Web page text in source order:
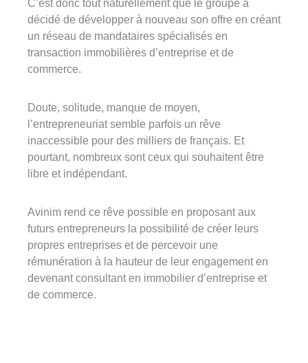
Avinim Construction
03 29 29 09 97
Lundi au vendredi ( 8h00 – 17h00 )
C’est donc tout naturellement que le groupe a
décidé de développer à nouveau son offre en créant
un réseau de mandataires spécialisés en
transaction immobilières d’entreprise et de
commerce.
Doute, solitude, manque de moyen,
l’entrepreneuriat semble parfois un rêve
inaccessible pour des milliers de français. Et
pourtant, nombreux sont ceux qui souhaitent être
libre et indépendant.
Avinim rend ce rêve possible en proposant aux
futurs entrepreneurs la possibilité de créer leurs
propres entreprises et de percevoir une
rémunération à la hauteur de leur engagement en
devenant consultant en immobilier d’entreprise et
de commerce.